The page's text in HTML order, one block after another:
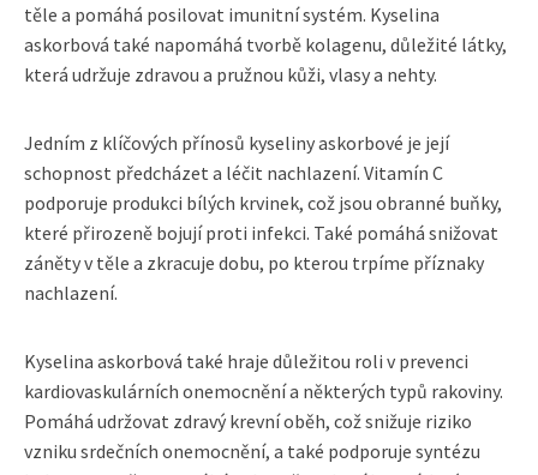
těle a pomáhá posilovat imunitní systém. Kyselina
askorbová také napomáhá tvorbě kolagenu, důležité látky,
která udržuje zdravou a pružnou kůži, vlasy a nehty.
Jedním z klíčových přínosů kyseliny askorbové je její
schopnost předcházet a léčit nachlazení. Vitamín C
podporuje produkci bílých krvinek, což jsou obranné buňky,
které přirozeně bojují proti infekci. Také pomáhá snižovat
záněty v těle a zkracuje dobu, po kterou trpíme příznaky
nachlazení.
Kyselina askorbová také hraje důležitou roli v prevenci
kardiovaskulárních onemocnění a některých typů rakoviny.
Pomáhá udržovat zdravý krevní oběh, což snižuje riziko
vzniku srdečních onemocnění, a také podporuje syntézu